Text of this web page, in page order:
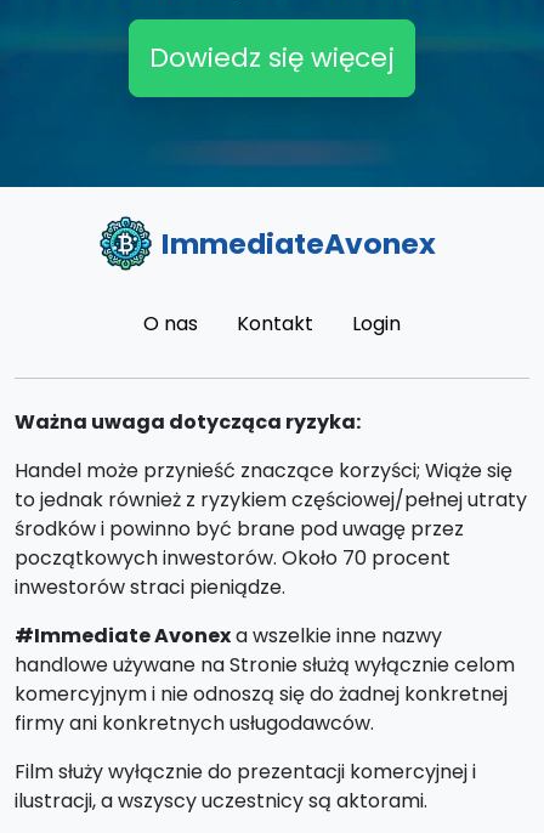
Dowiedz się więcej
ImmediateAvonex
O nas Kontakt Login
Ważna uwaga dotycząca ryzyka:
Handel może przynieść znaczące korzyści; Wiąże się
to jednak również z ryzykiem częściowej/pełnej utraty
środków i powinno być brane pod uwagę przez
początkowych inwestorów. Około 70 procent
inwestorów straci pieniądze.
#Immediate Avonexa wszelkie inne nazwy
handlowe używane na Stronie służą wyłącznie celom
komercyjnym i nie odnoszą się do żadnej konkretnej
firmy ani konkretnych usługodawców.
Film służy wyłącznie do prezentacji komercyjnej i
ilustracji, a wszyscy uczestnicy są aktorami.